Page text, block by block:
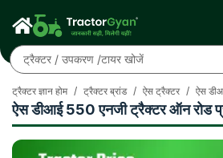
ऐस डीआई 550 एनजी ट्रैक्टर ऑन रोड
ट्रैक्टर ज्ञान होम / ट्रैक्टर ब्रांड / ऐस ट्रैक्टर / ऐस